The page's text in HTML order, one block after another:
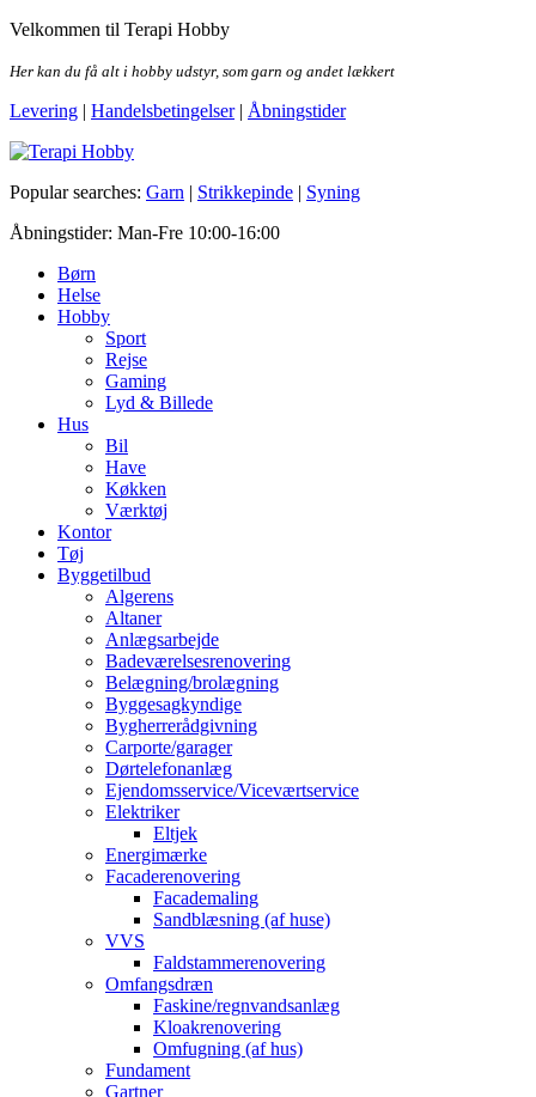
Skip
the
Velkommen til Terapi Hobby
Her kan du få alt i hobby udstyr, som garn og andet lækkert
Levering | Handelsbetingelser| Åbningstider
Terapi Hobby
Popular searches: Garn | Strikkepinde | Syning
Åbningstider: Man-Fre 10:00-16:00
Børn
Helse
Hobby
Sport
Rejse
Gaming
Lyd & Billede
Hus
Bil
Have
Køkken
Værktøj
Kontor
Tøj
Byggetilbud
Algerens
Altaner
Anlægsarbejde
Badeværelsesrenovering
Belægning/brolægning
Byggesagkyndige
Bygherrerådgivning
Carporte/garager
Dørtelefonanlæg
Ejendomsservice/Viceværtservice
Elektriker
Eltjek
Energimærke
Facaderenovering
Facademaling
Sandblæsning (af huse)
VVS
Faldstammerenovering
Omfangsdræn
Faskine/regnvandsanlæg
Kloakrenovering
Omfugning (af hus)
Fundament
Gartner